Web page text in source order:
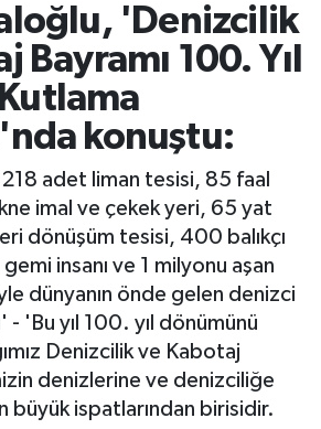
'Denizcilik
Bayramı 100. Yıl
konuştu:
adet liman tesisi, 85 faal
imal ve çekek yeri, 65 yat
dönüşüm tesisi, 400 balıkçı
insanı ve 1 milyonu aşan
dünyanın önde gelen denizci
'Bu yıl 100. yıl dönümünü
Denizcilik ve Kabotaj
denizlerine ve denizciliğe
büyük ispatlarından birisidir.
MAGAZİN